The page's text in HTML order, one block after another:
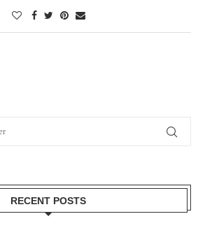
RECENT POSTS